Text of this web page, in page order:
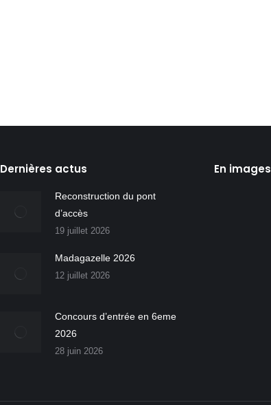
Dernières actus
Reconstruction du pont
d’accès
19 juillet 2026
Madagazelle 2026
12 juillet 2026
Concours d’entrée en 6eme
2026
28 juin 2026
En images